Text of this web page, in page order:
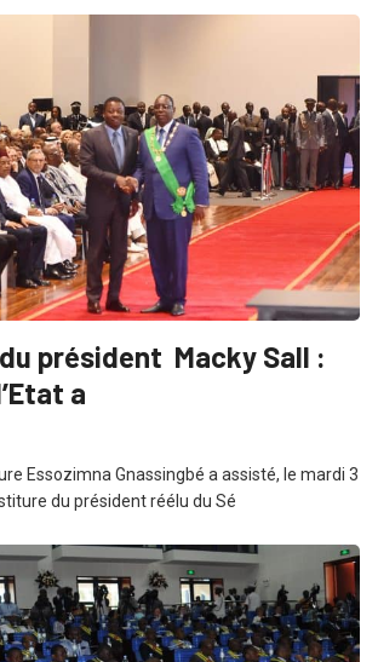
président Macky Sall :
a
Essozimna Gnassingbé a assisté, le mardi 3
du président réélu du Sé